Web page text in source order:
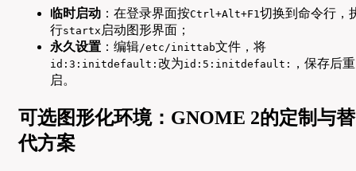
临时启动 ：在登录界面按Ctrl+Alt+F1 切换到命令行，
行startx 启动图形界面；
永久设置 ：编辑/etc/inittab文件，将
id:3:initdefault: 改为id:5:initdefault:
，保存后重
启。
可选图形化环境：GNOME 2的定制与替
代方案